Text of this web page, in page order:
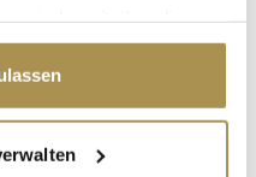
auf das Privacy
Lage